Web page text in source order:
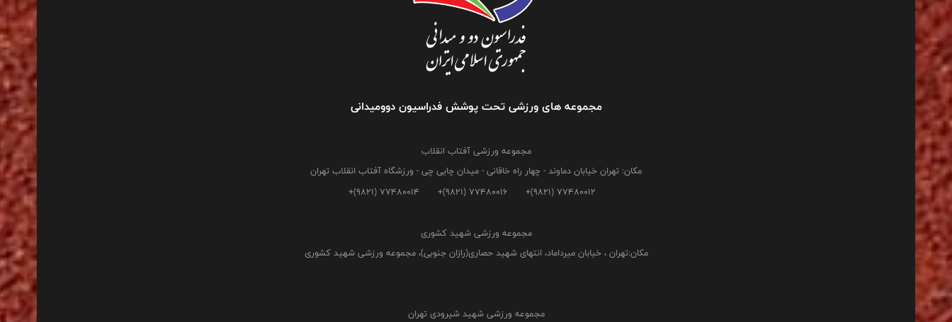
مجموعه های ورزشی تحت پوشش فدراسیون دوومیدانی
مجموعه ورزشی آفتاب انقلاب
مکان: تهران خیابان دماوند - چهار راه خاقانی - میدان چایی چی - ورزشگاه آفتاب انقلاب تهران
+(9821) 77480012
+(9821) 77480016
+(9821) 77480014
مجموعه ورزشی شهید کشوری
مکان:تهران ، خیابان میرداماد، انتهای شهید حصاری(رازان جنوبی)، مجموعه ورزشی شهید کشوری
مجموعه ورزشی شهید شیرودی تهران